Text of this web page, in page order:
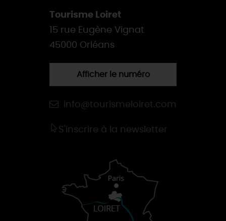
Tourisme Loiret
15 rue Eugène Vignat
45000 Orléans
Afficher le numéro
info@tourismeloiret.com
S'inscrire à la newsletter